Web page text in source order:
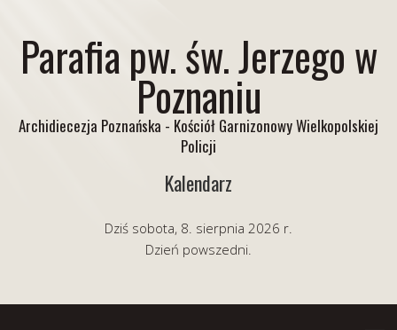
Parafia pw. św. Jerzego w
Poznaniu
Archidiecezja Poznańska - Kościół Garnizonowy Wielkopolskiej
Policji
Kalendarz
Dziś sobota, 8. sierpnia 2026 r.
Dzień powszedni.